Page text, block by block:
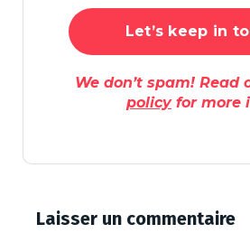
We don’t spam! Read
policyfor more
Laisser un commentaire